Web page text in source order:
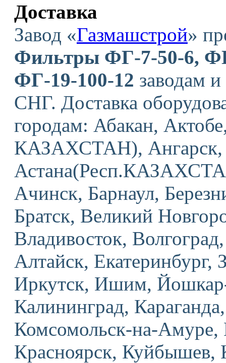
Доставка
Завод «Газмашстрой»
Фильтры ФГ-7-50-6,
ФГ-19-100-12 заводам
СНГ. Доставка
городам: Абакан,
КАЗАХСТАН), Ангарск,
Ачинск, Барнаул,
Братск, Великий
Владивосток,
Алтайск, Екатеринбург,
Иркутск, Ишим,
Калининград,
Комсомольск-на-Амуре,
Красноярск,